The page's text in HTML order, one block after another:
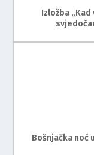
Izložba
Bošnjačka noć